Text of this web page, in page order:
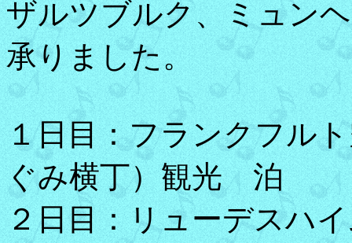
ザルツブルク、ミュン
承りました。
１日目：フランクフル
ぐみ横丁）観光 泊
２日目：リューデスハ